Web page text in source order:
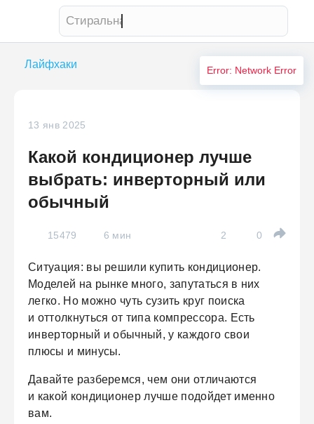
Стиральная машина
Лайфхаки
13 янв 2025
Какой кондиционер лучше
выбрать: инверторный или
обычный
15479 6 мин 2 0
Ситуация: вы решили купить кондиционер.
Моделей на рынке много, запутаться в них
легко. Но можно чуть сузить круг поиска
и оттолкнуться от типа компрессора. Есть
инверторный и обычный, у каждого свои
плюсы и минусы.
Давайте разберемся, чем они отличаются
и какой кондиционер лучше подойдет именно
вам.
Error: Network Error